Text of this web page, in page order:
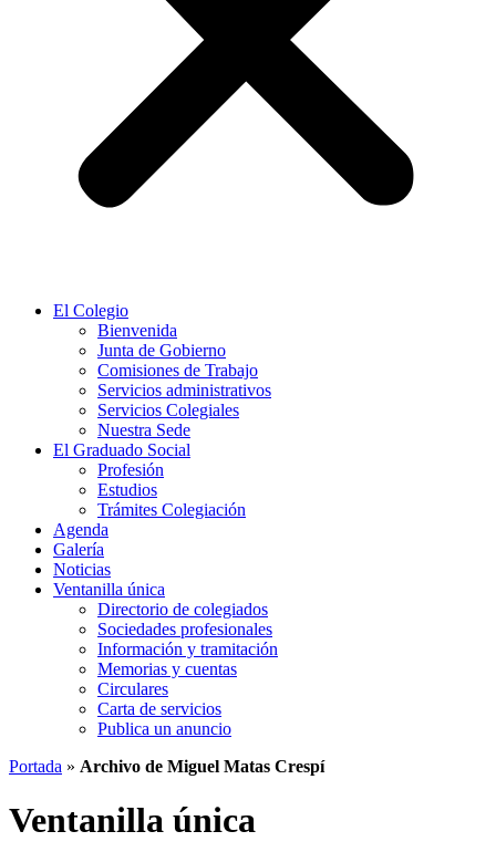
El Colegio
Bienvenida
Junta de Gobierno
Comisiones de Trabajo
Servicios administrativos
Servicios Colegiales
Nuestra Sede
El Graduado Social
Profesión
Estudios
Trámites Colegiación
Agenda
Galería
Noticias
Ventanilla única
Directorio de colegiados
Sociedades profesionales
Información y tramitación
Memorias y cuentas
Circulares
Carta de servicios
Publica un anuncio
Portada » Archivo de Miguel Matas Crespí
Ventanilla única